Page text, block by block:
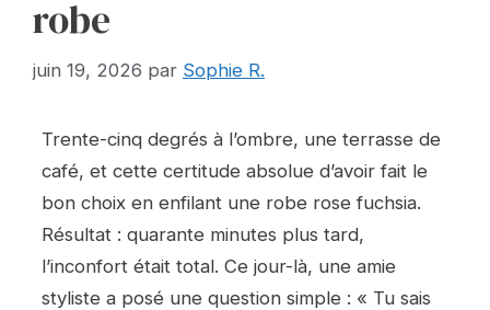
robe
juin 19, 2026 par Sophie R.
Trente-cinq degrés à l’ombre, une terrasse de
café, et cette certitude absolue d’avoir fait le
bon choix en enfilant une robe rose fuchsia.
Résultat : quarante minutes plus tard,
l’inconfort était total. Ce jour-là, une amie
styliste a posé une question simple : « Tu sais